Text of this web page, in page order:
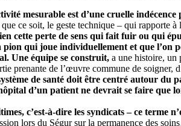
mesurable est d’une cruelle
ce soit, le geste technique – qui rapporte
cette perte de sens qui fait fuir ou qui
qui joue individuellement et que l’on
Une équipe se construit, a une histoire, un
prenante de l’œuvre commune de soigner,
de santé doit être centré autour
d’un patient ne devrait se faire que
c’est-à-dire les syndicats – ce terme
lors du Ségur sur la permanence des